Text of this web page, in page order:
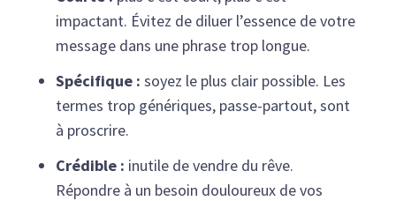
impactant. Évitez de diluer l’essence de votre
message dans une phrase trop longue.
Spécifique : soyez le plus clair possible. Les
termes trop génériques, passe-partout, sont
à proscrire.
Crédible : inutile de vendre du rêve.
Répondre à un besoin douloureux de vos